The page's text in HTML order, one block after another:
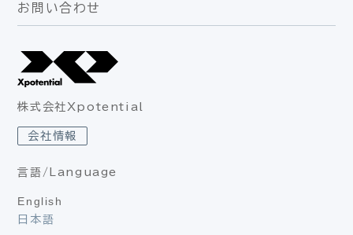
お問い合わせ
株式会社Xpotential
会社情報
言語/Language
English
日本語